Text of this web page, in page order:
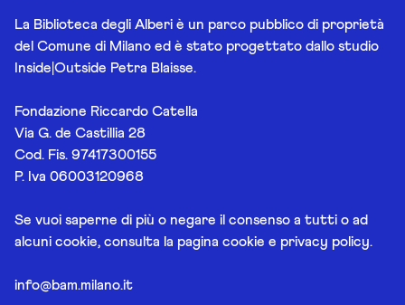
La Biblioteca degli Alberi è un parco pubblico di proprietà
del Comune di Milano ed è stato progettato dallo studio
Inside|Outside Petra Blaisse.
Fondazione Riccardo Catella
Via G. de Castillia 28
Cod. Fis. 97417300155
P. Iva 06003120968
Se vuoi saperne di più o negare il consenso a tutti o ad
alcuni cookie, consulta la pagina cookie e privacy policy.
info@bam.milano.it